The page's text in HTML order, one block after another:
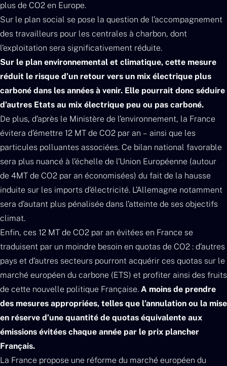
plus de CO2 en Europe.
Sur le plan social se pose la question de l’accompagnement
des travailleurs pour les centrales à charbon, dont
l’exploitation sera significativement réduite.
Sur le plan environnemental et climatique, cette mesure
réduit le risque d’un retour vers un mix électrique plus
carboné dans les années à venir. Elle pourrait donc séduire
d’autres Etats au mix électrique peu ou pas carboné.
De plus, d’après le Ministère de l’environnement, la France
évitera d’émettre 12 MT de CO2 par an – ainsi que les
particules polluantes associées. Ce bilan national favorable
sera plus nuancé à l’échelle de l’Union Européenne (autour
de 4MT de CO2 par an économisées) du fait de la hausse
induite sur les imports d’électricité. L’Allemagne notamment
sera d’autant plus pénalisée dans l’atteinte de ses objectifs
climat.
Enfin, ces 12 MT de CO2 par an évitées en France se
traduisent par un moindre besoin en quotas de CO2 : d’autres
pays et d’autres secteurs pourront acquérir ces quotas sur le
marché européen du carbone (ETS) et profiter ainsi des fruits
de cette nouvelle politique Française. A moins de prendre
des mesures appropriées, telles que l’annulation ou la mise
en réserve d’une quantité de quotas équivalente aux
émissions évitées chaque année par le prix plancher
Français.
La France propose une réforme du marché européen du